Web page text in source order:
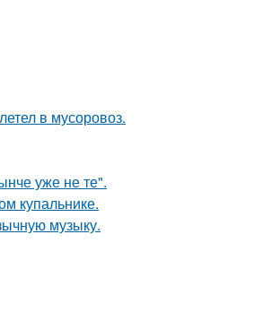
в мусоровоз.
уже не те".
купальнике.
музыку.